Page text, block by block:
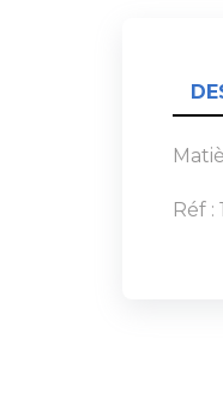
Réf :